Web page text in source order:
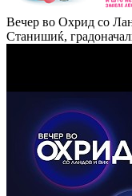
Вечер во Охрид со
Станишиќ,